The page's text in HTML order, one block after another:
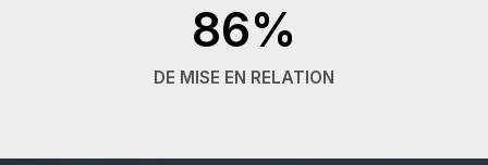
86%
DE MISE EN RELATION